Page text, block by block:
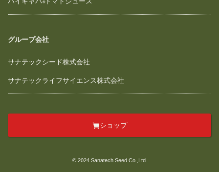
グループ会社
サナテックシード株式会社
サナテックライフサイエンス株式会社
ショップ
© 2024 Sanatech Seed Co.,Ltd.